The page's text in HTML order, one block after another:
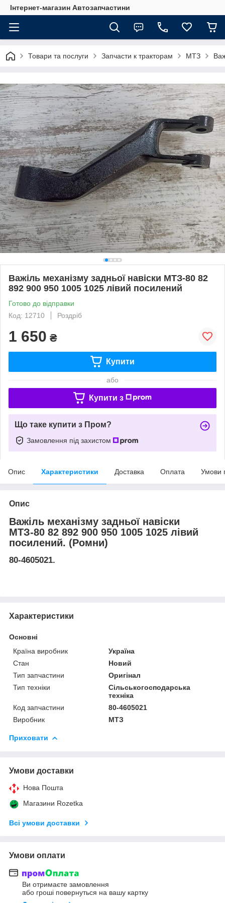
Інтернет-магазин Автозапчастини
Товари та послуги Запчасти к тракторам МТЗ
Важіль механізму задньої навіски МТЗ-80 82
892 900 950 1005 1025 лівий посилений
Готово до відправки
Код: 12710
Роздріб
1 650 ₴
Купити
або
Купити з
Що таке купити з Пром?
Замовлення під захистом
Опис Характеристики Доставка Оплата Умови
Опис
Важіль механізму задньої навіски
МТЗ-80 82 892 900 950 1005 1025 лівий
посилений. (Ромни)
80-4605021.
Характеристики
Основні
Країна виробник
Україна
Стан
Новий
Тип запчастини
Оригінал
Тип техніки
Сільськогосподарська
техніка
Код запчастини
80-4605021
Виробник
МТЗ
Приховати
Умови доставки
Нова Пошта
Магазини Rozetka
Всі умови доставки
Умови оплати
Ви отримаєте замовлення
або гроші повернуться на вашу картку